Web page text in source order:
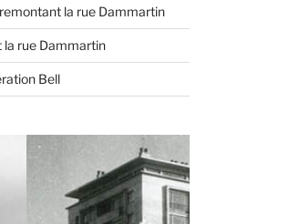
la rue Dammartin
la rue Dammartin
Bell